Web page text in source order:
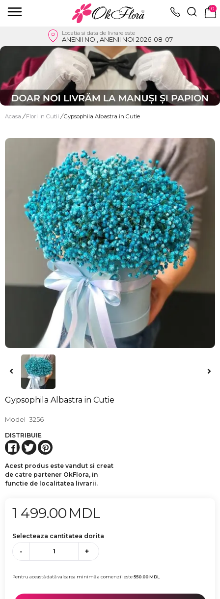
0
Locatia si data de livrare este
ANENII NOI, ANENII NOI 2026-08-07
Acasa / Flori in Cutii / Gypsophila Albastra in Cutie
Gypsophila Albastra in Cutie
Model 3256
DISTRIBUIE
Acest produs este vandut si creat
de catre partener OkFlora, in
functie de localitatea livrarii.
1 499.00 MDL
Selecteaza cantitatea dorita
- +
Pentru această dată valoarea minimă a comenzii este550.00MDL